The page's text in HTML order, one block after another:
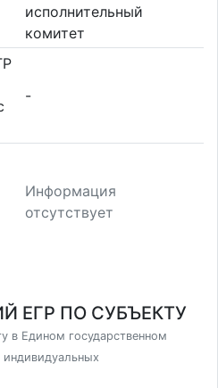
исполнительный
комитет
-
Информация
отсутствует
ЕГР ПО СУБЪЕКТУ
в Едином государственном